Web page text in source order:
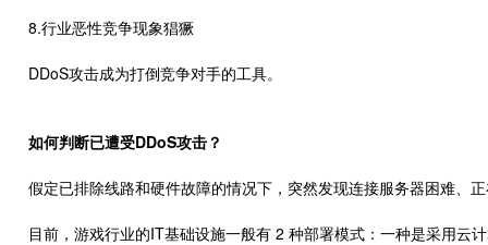
8.行业恶性竞争现象猖獗
DDoS攻击成为打倒竞争对手的工具。
如何判断已遭受DDoS攻击？
假定已排除线路和硬件故障的情况下，突然发现连接服务器困难、
目前，游戏行业的IT基础设施一般有 2 种部署模式：一种是采用云